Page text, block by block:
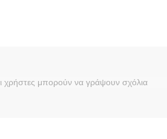
χρήστες μπορούν να γράψουν σχόλια